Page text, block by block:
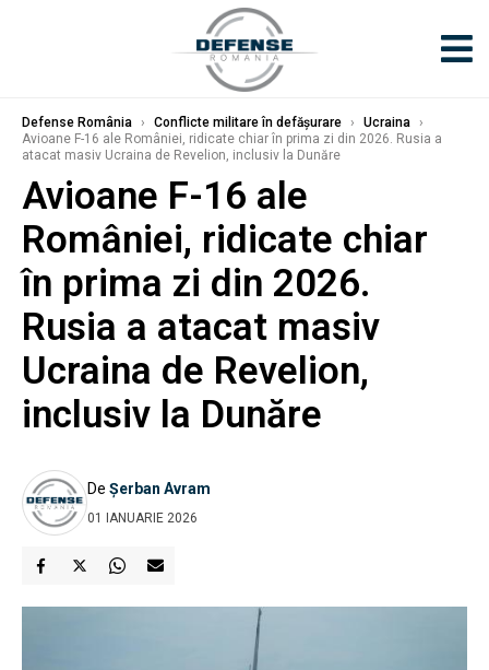
Defense România › Conflicte militare în defășurare › Ucraina ›
Avioane F-16 ale României, ridicate chiar în prima zi din 2026. Rusia a
atacat masiv Ucraina de Revelion, inclusiv la Dunăre
Avioane F-16 ale
României, ridicate chiar
în prima zi din 2026.
Rusia a atacat masiv
Ucraina de Revelion,
inclusiv la Dunăre
De Șerban Avram
01 IANUARIE 2026